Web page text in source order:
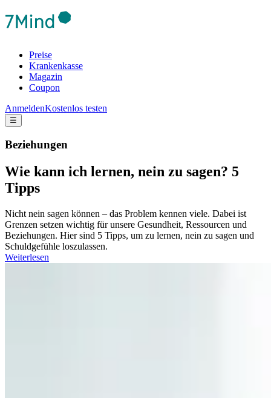
Preise
Krankenkasse
Magazin
Coupon
AnmeldenKostenlos testen
☰
Beziehungen
Wie kann ich lernen, nein zu sagen? 5
Tipps
Nicht nein sagen können – das Problem kennen viele. Dabei ist
Grenzen setzen wichtig für unsere Gesundheit, Ressourcen und
Beziehungen. Hier sind 5 Tipps, um zu lernen, nein zu sagen und
Schuldgefühle loszulassen.
Weiterlesen